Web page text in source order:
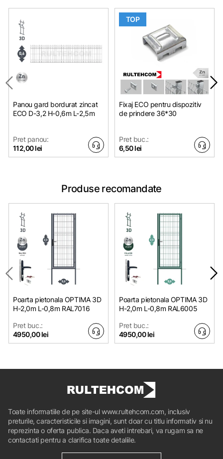
Panou gard bordurat zincat
ЕСО D-3,2 H-0,6m L-2,5m
Pret panou:
112,00 lei
TOP
Fixaj ECO pentru dispozitiv
de prindere 36*30
Pret buc.:
6,50 lei
Produse recomandate
Poarta pietonala OPTIMA 3D
H-2,0m L-0,8m RAL7016
Pret buc.:
4950,00 lei
Poarta pietonala OPTIMA 3D
H-2,0m L-0,8m RAL6005
Pret buc.:
4950,00 lei
Toate informatiile de pe site-ul www.rultehcom.com, inclusiv
preturile, caracteristicile si imagini, sunt doar cu titlu informativ si nu
reprezinta o oferta publica. Daca aveti intrebari, va rugam sa ne
contactati pentru a clarifica toate detaliile.